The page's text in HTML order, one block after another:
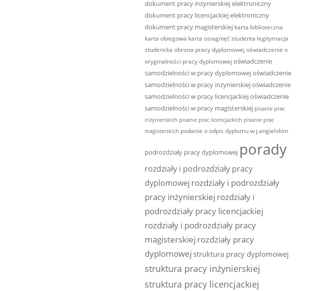
dokument pracy inżynierskiejelektroniczny
dokument pracy licencjackiejelektroniczny
dokument pracy magisterskiej karta biblioteczna
karta obiegowa karta osiagnięć studenta legitymacja
studencka obrona pracy dyplomowej oświadczenie o
oryginalności pracy dyplomowej oświadczenie
samodzielności w pracy dyplomowejoświadczenie
samodzielności w pracy inżynierskiejoświadczenie
samodzielności w pracy licencjackiejoświadczenie
samodzielności w pracy magisterskiej pisanie prac
inżynierskich pisanie prac licencjackich pisanie prac
magisterskich podanie o odpis dyplomu w j.angielskim
podrozdziały pracy dyplomowej porady
rozdziały i podrozdziały pracy
dyplomowej rozdziały i podrozdziały
pracy inżynierskiej rozdziały i
podrozdziały pracy licencjackiej
rozdziały i podrozdziały pracy
magisterskiej rozdziały pracy
dyplomowej struktura pracy dyplomowej
struktura pracy inżynierskiej
struktura pracy licencjackiej